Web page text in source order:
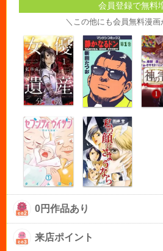
会員登録で無料
＼この他にも会員無料漫画
0円作品あり
来店ポイント